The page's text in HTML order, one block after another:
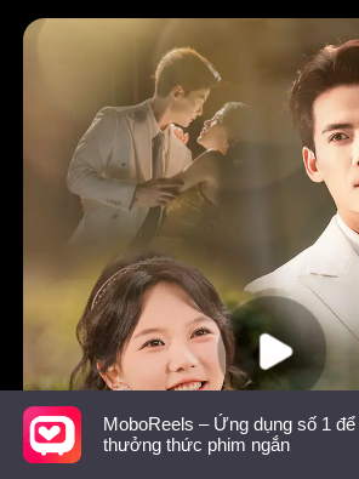
MoboReels – Ứng dụng số 1 để
thưởng thức phim ngắn